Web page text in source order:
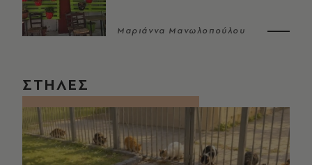
Μαριάννα Μανωλοπούλου
ΣΤΗΛΕΣ